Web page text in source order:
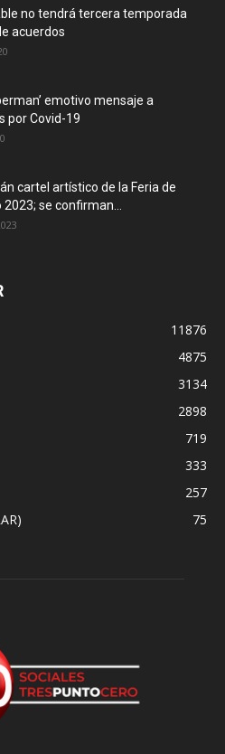
no tendrá tercera temporada
acuerdos
emotivo mensaje a
por Covid-19
cartel artístico de la Feria de
se confirman...
11876
4875
3134
2898
719
333
257
75